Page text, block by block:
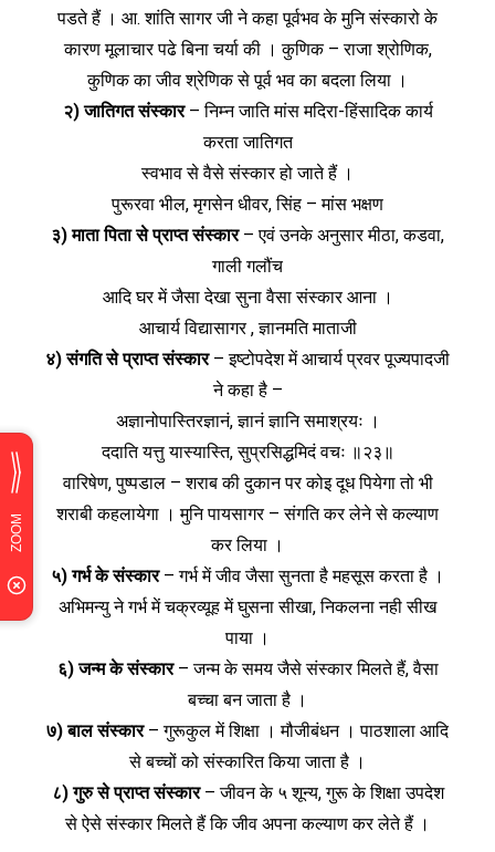
पडते हैं । आ. शांति सागर जी ने कहा पूर्वभव के मुनि संस्कारो के
कारण मूलाचार पढे बिना चर्या की । कुणिक – राजा श्रोणिक,
कुणिक का जीव श्रेणिक से पूर्व भव का बदला लिया ।
२) जातिगत संस्कार– निम्न जाति मांस मदिरा-हिंसादिक कार्य
करता जातिगत
स्वभाव से वैसे संस्कार हो जाते हैं ।
पुरूरवा भील, मृगसेन धीवर, सिंह – मांस भक्षण
३) माता पिता से प्राप्त संस्कार– एवं उनके अनुसार मीठा, कडवा,
गाली गलौंच
आदि घर में जैसा देखा सुना वैसा संस्कार आना ।
आचार्य विद्यासागर , ज्ञानमति माताजी
४) संगति से प्राप्त संस्कार– इष्टोपदेश में आचार्य प्रवर पूज्यपादजी
ने कहा है –
अज्ञानोपास्तिरज्ञानं, ज्ञानं ज्ञानि समाश्रयः ।
ददाति यत्तु यास्यास्ति, सुप्रसिद्धमिदं वचः ॥२३॥
वारिषेण, पुष्पडाल – शराब की दुकान पर कोइ दूध पियेगा तो भी
शराबी कहलायेगा । मुनि पायसागर – संगति कर लेने से कल्याण
कर लिया ।
५) गर्भ के संस्कार– गर्भ में जीव जैसा सुनता है महसूस करता है ।
अभिमन्यु ने गर्भ में चक्रव्यूह में घुसना सीखा, निकलना नही सीख
पाया ।
६) जन्म के संस्कार– जन्म के समय जैसे संस्कार मिलते हैं, वैसा
बच्चा बन जाता है ।
७) बाल संस्कार– गुरूकुल में शिक्षा । मौजीबंधन । पाठशाला आदि
से बच्चों को संस्कारित किया जाता है ।
८) गुरु से प्राप्त संस्कार– जीवन के ५ शून्य, गुरू के शिक्षा उपदेश
से ऐसे संस्कार मिलते हैं कि जीव अपना कल्याण कर लेते हैं ।